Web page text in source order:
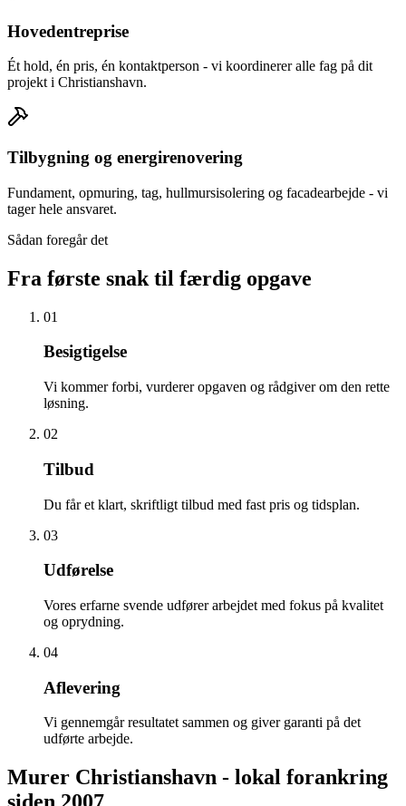
Hovedentreprise
Ét hold, én pris, én kontaktperson - vi koordinerer alle fag på dit
projekt i Christianshavn.
Tilbygning og energirenovering
Fundament, opmuring, tag, hullmursisolering og facadearbejde - vi
tager hele ansvaret.
Sådan foregår det
Fra første snak til færdig opgave
01
Besigtigelse
Vi kommer forbi, vurderer opgaven og rådgiver om den rette
løsning.
02
Tilbud
Du får et klart, skriftligt tilbud med fast pris og tidsplan.
03
Udførelse
Vores erfarne svende udfører arbejdet med fokus på kvalitet
og oprydning.
04
Aflevering
Vi gennemgår resultatet sammen og giver garanti på det
udførte arbejde.
Murer Christianshavn - lokal forankring